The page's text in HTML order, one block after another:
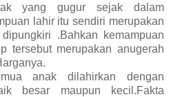
yang gugur sejak dalam
lahir itu sendiri merupakan
.Bahkan kemampuan
tersebut merupakan anugerah
anak dilahirkan dengan
besar maupun kecil.Fakta